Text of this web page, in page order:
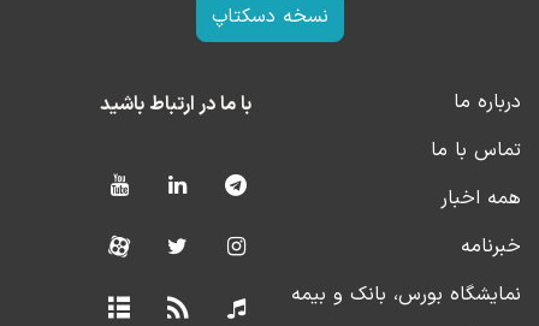
نسخه دسکتاپ
درباره ما
تماس با ما
همه اخبار
خبرنامه
نمایشگاه بورس، بانک و بیمه
با ما در ارتباط باشید